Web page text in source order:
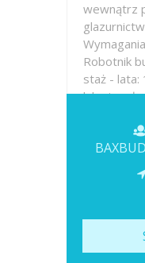
wewnątrz
Robotnik
staż - lata:
lub